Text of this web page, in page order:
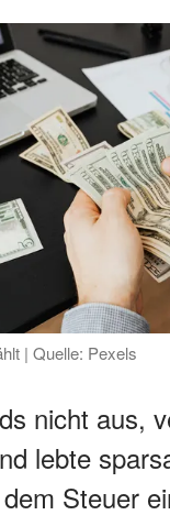
| Quelle: Pexels
nicht aus,
lebte
Steuer